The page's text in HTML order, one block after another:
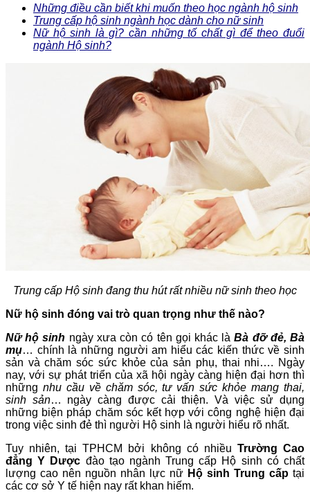
Những điều cần biết khi muốn theo học ngành hộ sinh
Trung cấp hộ sinh ngành học dành cho nữ sinh
Nữ hộ sinh là gì? cần những tố chất gì để theo đuổi
ngành Hộ sinh?
Trung cấp Hộ sinh đang thu hút rất nhiều nữ sinh theo học
Nữ hộ sinh đóng vai trò quan trọng như thế nào?
Nữ hộ sinh ngày xưa còn có tên gọi khác làBà đỡ đẻ, Bà
mụ… chính là những người am hiểu các kiến thức về sinh
sản và chăm sóc sức khỏe của sản phụ, thai nhi…. Ngày
nay, với sự phát triển của xã hội ngày càng hiện đại hơn thì
những nhu cầu về chăm sóc, tư vấn sức khỏe mang thai,
sinh sản… ngày càng được cải thiện. Và việc sử dụng
những biện pháp chăm sóc kết hợp với công nghệ hiện đại
trong việc sinh đẻ thì người Hộ sinh là người hiểu rõ nhất.
Tuy nhiên, tại TPHCM bởi không có nhiều Trường Cao
đẳng Y Dược đào tạo ngành Trung cấp Hộ sinh có chất
lượng cao nên nguồn nhân lực nữ Hộ sinh Trung cấp tại
các cơ sở Y tế hiện nay rất khan hiếm.